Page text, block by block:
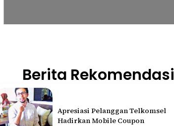
Berita Rekomendasi
Apresiasi Pelanggan Telkomsel
Hadirkan Mobile Coupon